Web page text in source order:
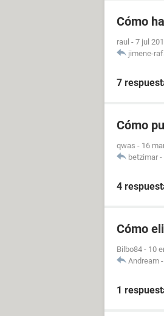
Cómo
raul - 7 jul
jimene-
7
Cómo
qwas - 16
betzimar -
4
Cómo
Bilbo84 - 10
Andream -
1